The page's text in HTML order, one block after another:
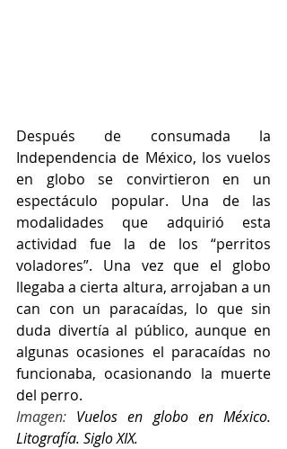
Después de consumada la
Independencia de México, los vuelos
en globo se convirtieron en un
espectáculo popular. Una de las
modalidades que adquirió esta
actividad fue la de los “perritos
voladores”. Una vez que el globo
llegaba a cierta altura, arrojaban a un
can con un paracaídas, lo que sin
duda divertía al público, aunque en
algunas ocasiones el paracaídas no
funcionaba, ocasionando la muerte
del perro.
Imagen: Vuelos en globo en México.
Litografía. Siglo XIX.